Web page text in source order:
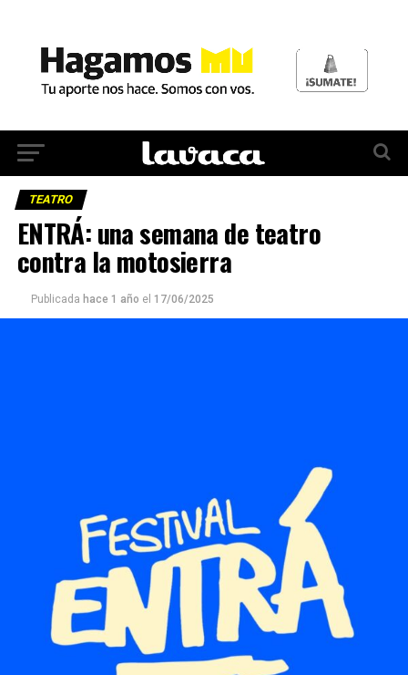
TEATRO
ENTRÁ: una semana de teatro
contra la motosierra
Publicada hace 1 año el 17/06/2025